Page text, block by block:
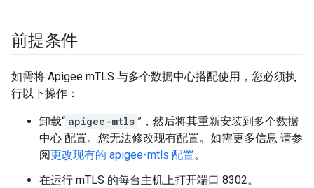
前提条件
如需将 Apigee mTLS 与多个数据中心搭配使用，您必须执
行以下操作：
卸载“ apigee-mtls ”，然后将其重新安装到多个数据
中心 配置。您无法修改现有配置。如需更多信息 请参
阅更改现有的 apigee-mtls 配置。
在运行 mTLS 的每台主机上打开端口 8302。